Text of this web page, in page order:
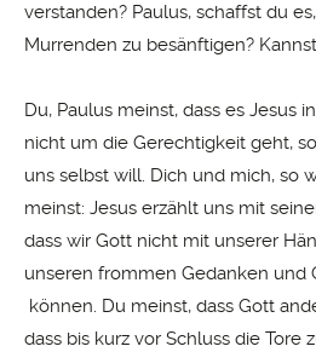
verstanden? Paulus, schaffst du
Murrenden zu besänftigen?
Du, Paulus meinst, dass es Jesus
nicht um die Gerechtigkeit geht,
uns selbst will. Dich und mich, so
meinst: Jesus erzählt uns mit
dass wir Gott nicht mit unserer
unseren frommen Gedanken und
können. Du meinst, dass Gott
dass bis kurz vor Schluss die Tore